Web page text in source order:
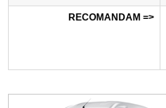
RECOMANDAM =>